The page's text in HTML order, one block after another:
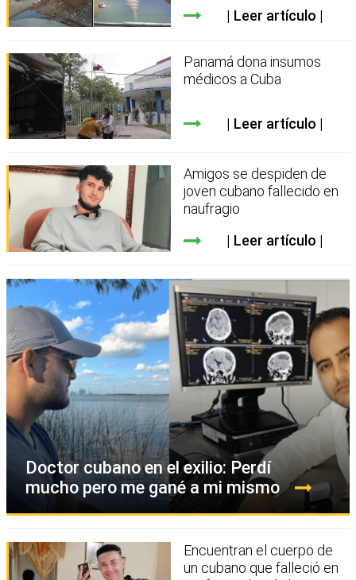
Leer artículo
Panamá dona insumos
médicos a Cuba
Leer artículo
Amigos se despiden de
joven cubano fallecido en
naufragio
Leer artículo
Doctor cubano en el exilio: Perdí
mucho pero me gané a mi mismo
Encuentran el cuerpo de
un cubano que falleció en